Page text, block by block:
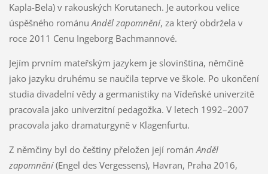
Kapla-Bela) v rakouských Korutanech. Je autorkou velice
úspěšného románuAnděl zapomnění, za který obdržela v
roce 2011 Cenu Ingeborg Bachmannové.
Jejím prvním mateřským jazykem je slovinština, němčině
jako jazyku druhému se naučila teprve ve škole. Po ukončení
studia divadelní vědy a germanistiky na Vídeňské univerzitě
pracovala jako univerzitní pedagožka. V letech 1992–2007
pracovala jako dramaturgyně v Klagenfurtu.
Z němčiny byl do češtiny přeložen její románAnděl
zapomnění(Engel des Vergessens), Havran, Praha 2016,